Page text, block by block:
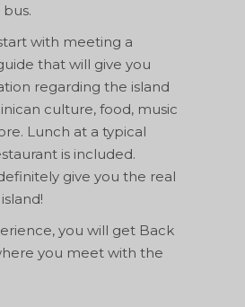
with meeting a
that will give you
regarding the island
culture, food, music
Lunch at a typical
is included.
give you the real
you will get Back
you meet with the